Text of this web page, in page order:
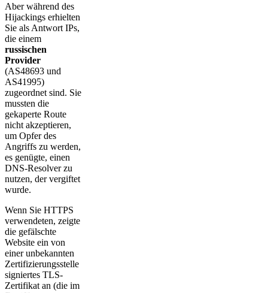
Aber während des
Hijackings erhielten
Sie als Antwort IPs,
die einem
russischen
Provider
(AS48693 und
AS41995)
zugeordnet sind. Sie
mussten die
gekaperte Route
nicht akzeptieren,
um Opfer des
Angriffs zu werden,
es genügte, einen
DNS-Resolver zu
nutzen, der vergiftet
wurde.
Wenn Sie HTTPS
verwendeten, zeigte
die gefälschte
Website ein von
einer unbekannten
Zertifizierungsstelle
signiertes TLS-
Zertifikat an (die im